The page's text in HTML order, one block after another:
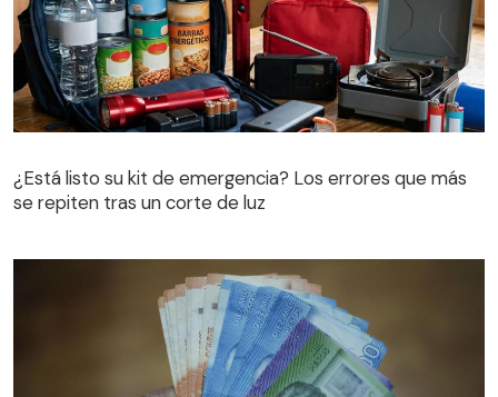
¿Está listo su kit de emergencia? Los errores que más
se repiten tras un corte de luz